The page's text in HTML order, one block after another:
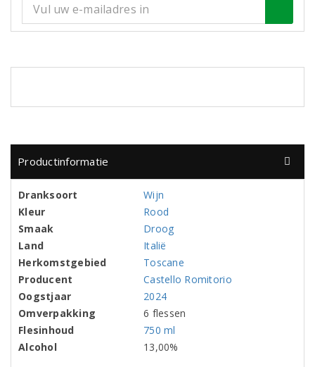
Productinformatie
Dranksoort
Wijn
Kleur
Rood
Smaak
Droog
Land
Italië
Herkomstgebied
Toscane
Producent
Castello Romitorio
Oogstjaar
2024
Omverpakking
6 flessen
Flesinhoud
750 ml
Alcohol
13,00%